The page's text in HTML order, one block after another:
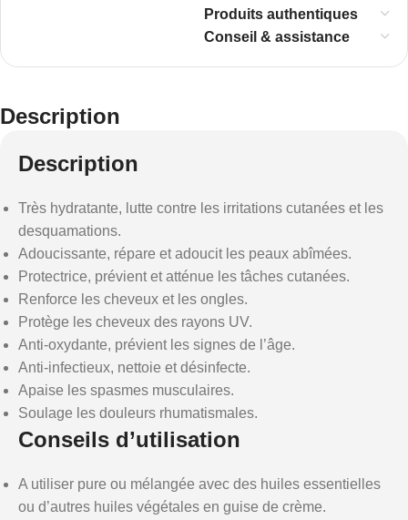
Produits authentiques
Conseil & assistance
Description
Description
Très hydratante, lutte contre les irritations cutanées et les
desquamations.
Adoucissante, répare et adoucit les peaux abîmées.
Protectrice, prévient et atténue les tâches cutanées.
Renforce les cheveux et les ongles.
Protège les cheveux des rayons UV.
Anti-oxydante, prévient les signes de l’âge.
Anti-infectieux, nettoie et désinfecte.
Apaise les spasmes musculaires.
Soulage les douleurs rhumatismales.
Conseils d’utilisation
A utiliser pure ou mélangée avec des huiles essentielles
ou d’autres huiles végétales en guise de crème.